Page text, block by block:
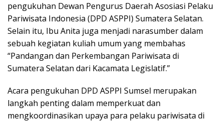
pengukuhan Dewan Pengurus Daerah Asosiasi Pelaku
Pariwisata Indonesia (DPD ASPPI) Sumatera Selatan.
Selain itu, Ibu Anita juga menjadi narasumber dalam
sebuah kegiatan kuliah umum yang membahas
“Pandangan dan Perkembangan Pariwisata di
Sumatera Selatan dari Kacamata Legislatif.”
Acara pengukuhan DPD ASPPI Sumsel merupakan
langkah penting dalam memperkuat dan
mengkoordinasikan upaya para pelaku pariwisata di